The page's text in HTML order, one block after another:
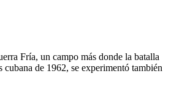
Fría, un campo más donde la batalla
de 1962, se experimentó también